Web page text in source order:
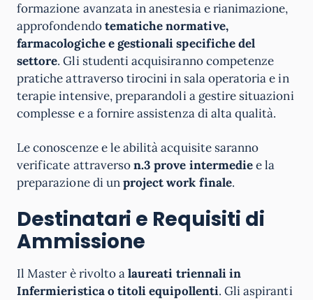
formazione avanzata in anestesia e rianimazione,
approfondendotematiche normative,
farmacologiche e gestionali specifiche del
settore. Gli studenti acquisiranno competenze
pratiche attraverso tirocini in sala operatoria e in
terapie intensive, preparandoli a gestire situazioni
complesse e a fornire assistenza di alta qualità.
Le conoscenze e le abilità acquisite saranno
verificate attraverson.3 prove intermediee la
preparazione di unproject work finale.
Destinatari e Requisiti di
Ammissione
Il Master è rivolto alaureati triennali in
Infermieristica o titoli equipollenti. Gli aspiranti